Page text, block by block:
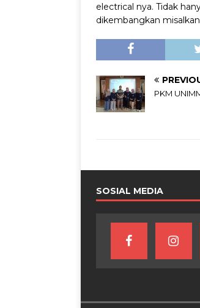
electrical nya. Tidak
dikembangkan
PKM
SOSIAL MEDIA